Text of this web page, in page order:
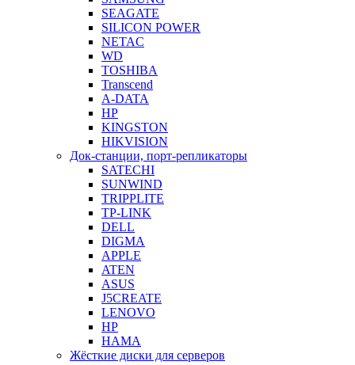
SEAGATE
SILICON POWER
NETAC
WD
TOSHIBA
Transcend
A-DATA
HP
KINGSTON
HIKVISION
Док-станции, порт-репликаторы
SATECHI
SUNWIND
TRIPPLITE
TP-LINK
DELL
DIGMA
APPLE
ATEN
ASUS
J5CREATE
LENOVO
HP
HAMA
Жёсткие диски для серверов